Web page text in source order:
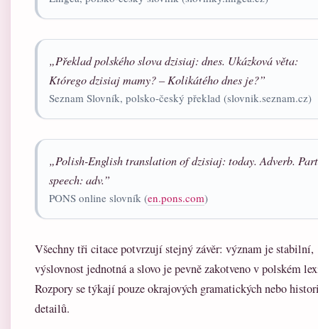
„Překlad polského slovadzisiaj: dnes. Ukázková věta:
Którego dzisiaj mamy? – Kolikátého dnes je?”
Seznam Slovník, polsko-český překlad (slovnik.seznam.cz)
„Polish-English translation ofdzisiaj: today. Adverb.
speech: adv.”
PONS online slovník (en.pons.com)
Všechny tři citace potvrzují stejný závěr: význam je stabilní,
výslovnost jednotná a slovo je pevně zakotveno v polském
Rozpory se týkají pouze okrajových gramatických nebo
detailů.